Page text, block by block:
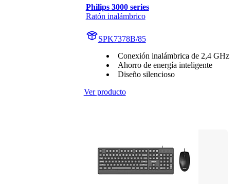
Philips 3000 series
Ratón inalámbrico
SPK7378B/85
Conexión inalámbrica de 2,4 GHz
Ahorro de energía inteligente
Diseño silencioso
Ver producto